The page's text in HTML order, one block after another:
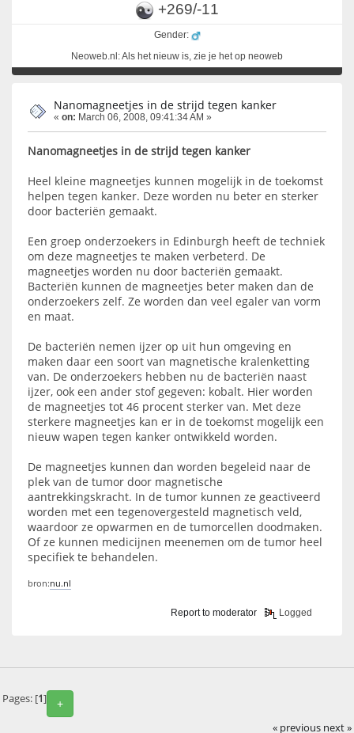
+269/-11
Gender:
Neoweb.nl: Als het nieuw is, zie je het op neoweb
Nanomagneetjes in de strijd tegen kanker
« on: March 06, 2008, 09:41:34 AM »
Nanomagneetjes in de strijd tegen kanker
Heel kleine magneetjes kunnen mogelijk in de toekomst
helpen tegen kanker. Deze worden nu beter en sterker
door bacteriën gemaakt.
Een groep onderzoekers in Edinburgh heeft de techniek
om deze magneetjes te maken verbeterd. De
magneetjes worden nu door bacteriën gemaakt.
Bacteriën kunnen de magneetjes beter maken dan de
onderzoekers zelf. Ze worden dan veel egaler van vorm
en maat.
De bacteriën nemen ijzer op uit hun omgeving en
maken daar een soort van magnetische kralenketting
van. De onderzoekers hebben nu de bacteriën naast
ijzer, ook een ander stof gegeven: kobalt. Hier worden
de magneetjes tot 46 procent sterker van. Met deze
sterkere magneetjes kan er in de toekomst mogelijk een
nieuw wapen tegen kanker ontwikkeld worden.
De magneetjes kunnen dan worden begeleid naar de
plek van de tumor door magnetische
aantrekkingskracht. In de tumor kunnen ze geactiveerd
worden met een tegenovergesteld magnetisch veld,
waardoor ze opwarmen en de tumorcellen doodmaken.
Of ze kunnen medicijnen meenemen om de tumor heel
specifiek te behandelen.
bron:nu.nl
Report to moderator Logged
+
Pages: [1]
« previous next »